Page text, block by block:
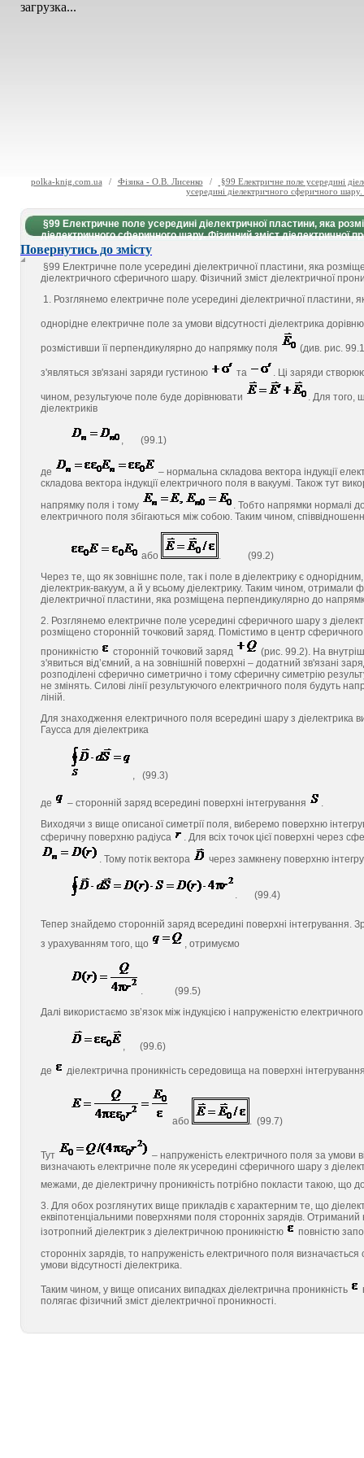
загрузка...
polka-knig.com.ua / Фізика - О.В. Лисенко /
§99 Електричне поле усередині
усередині діелектричного сферичного
§99 Електричне поле усередині діелектричної пластини, яка
діелектричного сферичного шару. Фізичний зміст діелектричної
Повернутись до змісту
§99 Електричне поле усередині діелектричної пластини, яка
діелектричного сферичного шару. Фізичний зміст діелектричної
1. Розглянемо електричне поле усередині діелектричної
однорідне електричне поле за умови відсутності діелектрика
розмістивши її перпендикулярно до напрямку поля (див. рис.
з'являться зв'язані заряди густиною та . Ці заряди
чином, результуюче поле буде дорівнювати
. Для того,
діелектриків
, (99.1)
де
– нормальна складова вектора індукції
складова вектора індукції електричного поля в вакуумі. Також тут
напрямку поля і тому
. Тобто напрямки нормалі
електричного поля збігаються між собою. Таким чином,
або
. (99.2)
Через те, що як зовнішнє поле, так і поле в діелектрику є
діелектрик-вакуум, а й у всьому діелектрику. Таким чином,
діелектричної пластини, яка розміщена перпендикулярно до
2. Розглянемо електричне поле усередині сферичного шару з
розміщено сторонній точковий заряд. Помістимо в центр
проникністю
сторонній точковий заряд
(рис. 99.2). На
з'явиться від’ємний, а на зовнішній поверхні – додатний зв'язані
розподілені сферично симетрично і тому сферичну симетрію
не змінять. Силові лінії результуючого електричного поля будуть
ліній.
Для знаходження електричного поля всередині шару з діелектрика
Гаусса для діелектрика
, (99.3)
де – сторонній заряд всередині поверхні інтегрування
.
Виходячи з вище описаної симетрії поля, виберемо поверхню
сферичну поверхню радіуса
. Для всіх точок цієї поверхні через
. Тому потік вектора
через замкнену поверхню
. (99.4)
Тепер знайдемо сторонній заряд всередині поверхні інтегрування.
з урахуванням того, що
, отримуємо
. (99.5)
Далі використаємо зв’язок між індукцією і напруженістю
, (99.6)
де діелектрична проникність середовища на поверхні
або . (99.7)
Тут
– напруженість електричного поля за умови
визначають електричне поле як усередині сферичного шару з
межами, де діелектричну проникність потрібно покласти такою, що
3. Для обох розглянутих вище прикладів є характерним те, що
еквіпотенціальними поверхнями поля сторонніх зарядів.
ізотропний діелектрик з діелектричною проникністю
повністю
сторонніх зарядів, то напруженість електричного поля
умови відсутності діелектрика.
Таким чином, у вище описаних випадках діелектрична проникність
полягає фізичний зміст діелектричної проникності.